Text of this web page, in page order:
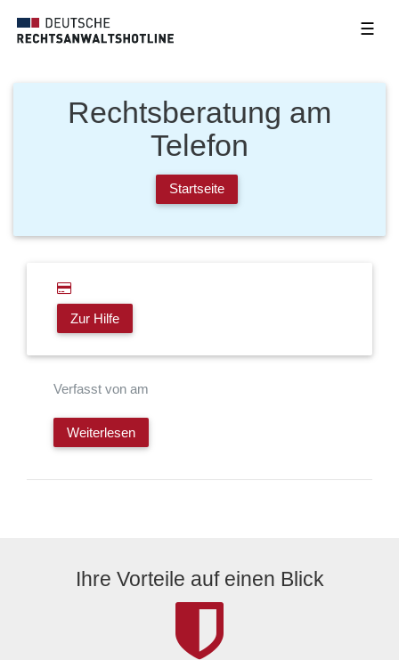
☰
Rechtsberatung am
Telefon
Startseite
Zur Hilfe
Verfasst von am
Weiterlesen
Ihre Vorteile auf einen Blick